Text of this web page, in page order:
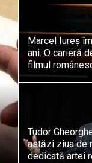
Marcel Iureș
ani. O carieră
filmul
Tudor
astăzi ziua de
dedicată artei